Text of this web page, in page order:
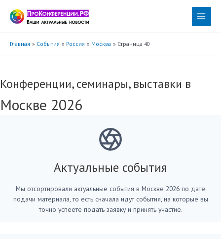
содержимому
Main
Главная События Россия Москва Страница 40
Конференции, семинары, выставки в
Москве 2026
Актуальные события
Мы отсортировали актуальные события в Москве 2026 по дате
подачи материала, то есть сначала идут события, на которые вы
точно успеете подать заявку и принять участие.